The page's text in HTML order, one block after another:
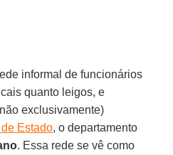
informal de funcionários
quanto leigos, e
exclusivamente)
Estado, o departamento
. Essa rede se vê como